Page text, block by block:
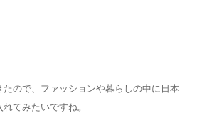
ので、ファッションや暮らしの中に日本
てみたいですね。